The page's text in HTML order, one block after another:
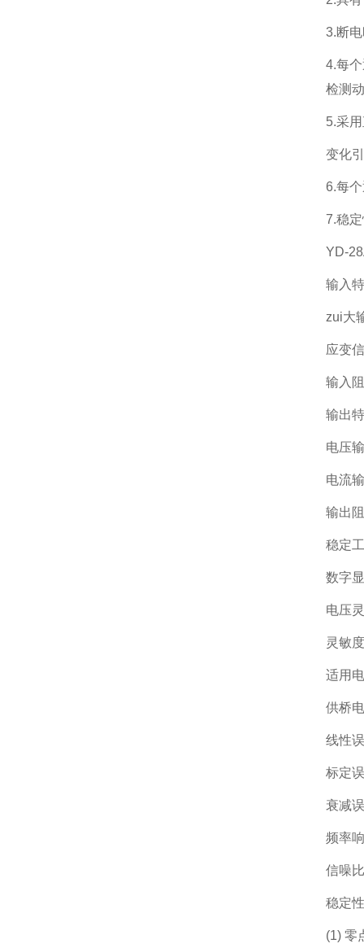
3.断
4.每
检测
5.采
变化
6.每
7.稳
YD-
输入
zui大
应变
输入
输出
电压
电流
输出
稳定
数字
电压
灵敏
适用
供桥
线性
标定
衰减
频率
信噪
稳定
(1) 零